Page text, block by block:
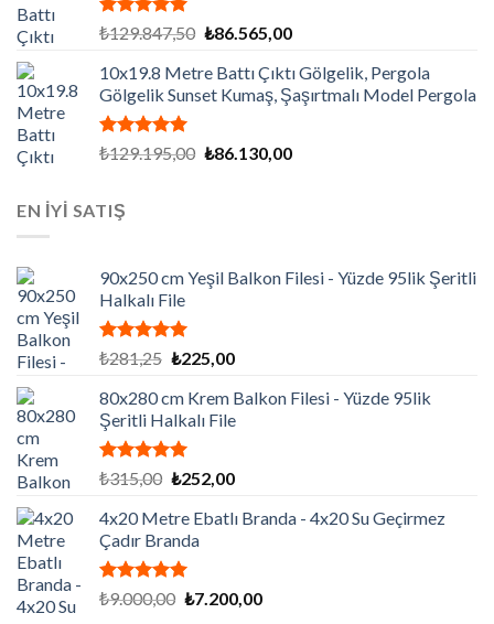
5 üzerinden
aldı
₺129.847,50 Orijinal
₺129.847,50.
₺86.565,00Şu
fiyat:
₺86.565,00.
10x19.8 Metre Battı Çıktı Gölgelik, Pergola
Gölgelik Sunset Kumaş, Şaşırtmalı Model Pergola
5 üzerinden
₺129.195,00 Orijinal
₺86.130,00Şu
EN İYİ SATIŞ
90x250 cm Yeşil Balkon Filesi - Yüzde 95lik Şeritli
Halkalı File
5 üzerinden
oy
aldı
₺281,25 Orijinal
₺281,25.
₺225,00Şu
fiyat:
₺225,00.
80x280 cm Krem Balkon Filesi - Yüzde 95lik
Şeritli Halkalı File
5 üzerinden
oy
aldı
₺315,00 Orijinal
₺315,00.
₺252,00Şu
fiyat:
4x20 Metre Ebatlı Branda - 4x20 Su Geçirmez
Çadır Branda
5 üzerinden
oy
₺9.000,00 Orijinal
₺7.200,00Şu